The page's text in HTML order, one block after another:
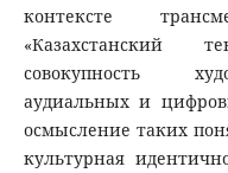
контексте
«Казахстанский
совокупность
аудиальных и
осмысление таких
культурная